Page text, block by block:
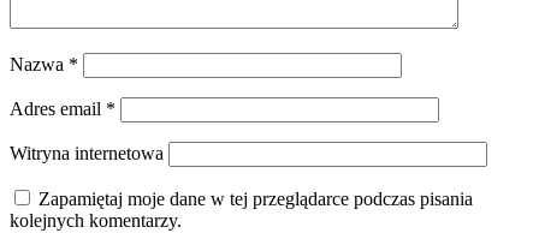
Nazwa *
Adres email *
Witryna internetowa
Zapamiętaj moje dane w tej przeglądarce podczas pisania
kolejnych komentarzy.